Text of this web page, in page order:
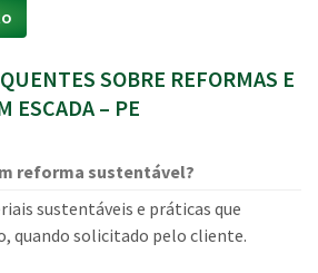
SOBRE REFORMAS E
ESCADA – PE
reforma sustentável?
sustentáveis e práticas que
quando solicitado pelo cliente.